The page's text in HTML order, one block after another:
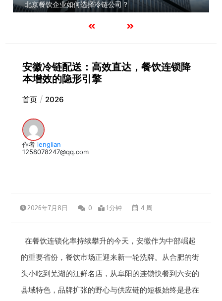
北京餐饮企业如何选择冷链公司？
安徽冷链配送：高效直达，餐饮连锁降
本增效的隐形引擎
首页 2026
作者 lenglian
1258078247@qq.com
2026年7月8日 0 1分钟 4 周
在餐饮连锁化率持续攀升的今天，安徽作为中部崛起
的重要省份，餐饮市场正迎来新一轮洗牌。从合肥的街
头小吃到芜湖的江鲜名店，从阜阳的连锁快餐到六安的
县域特色，品牌扩张的野心与供应链的短板始终是悬在